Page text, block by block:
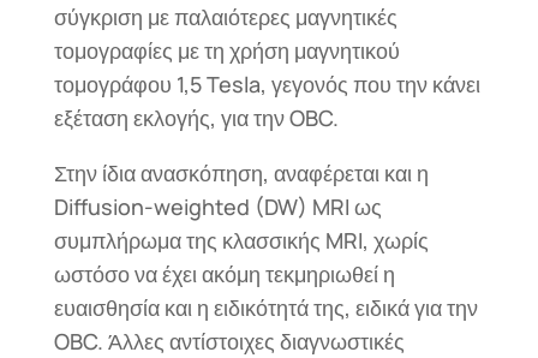
σύγκριση με παλαιότερες μαγνητικές
τομογραφίες με τη χρήση μαγνητικού
τομογράφου 1,5 Tesla, γεγονός που την κάνει
εξέταση εκλογής, για την OBC.
Στην ίδια ανασκόπηση, αναφέρεται και η
Diffusion-weighted (DW) MRI ως
συμπλήρωμα της κλασσικής MRI, χωρίς
ωστόσο να έχει ακόμη τεκμηριωθεί η
ευαισθησία και η ειδικότητά της, ειδικά για την
OBC. Άλλες αντίστοιχες διαγνωστικές